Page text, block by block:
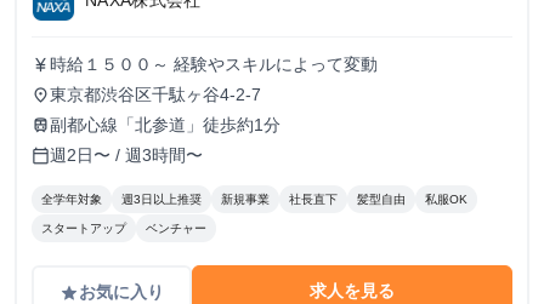
currency_yen 時給１５００～ 経験やスキルによって変動
place東京都渋谷区千駄ヶ谷4-2-7
train副都心線「北参道」徒歩約1分
calendar_today週2日〜 / 週3時間〜
全学年対象 週3日以上推奨 新規事業 社長直下 髪型自由 私服OK
スタートアップ ベンチャー
gradeお気に入り 求人を見る